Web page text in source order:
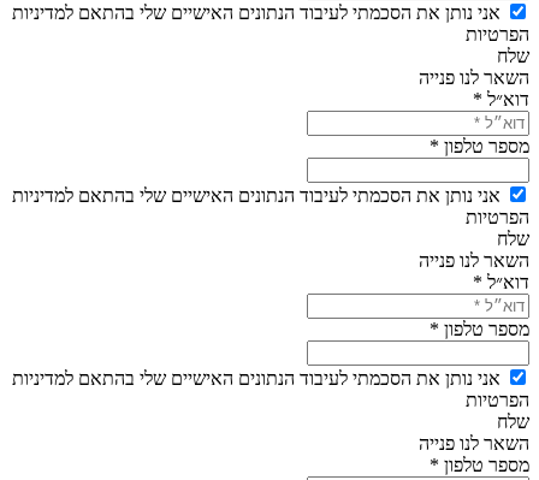
אני נותן את הסכמתי לעיבוד הנתונים האישיים שלי בהתאם למדיניות
הפרטיות
שלח
השאר לנו פנייה
דוא״ל *
מספר טלפון *
אני נותן את הסכמתי לעיבוד הנתונים האישיים שלי בהתאם למדיניות
הפרטיות
שלח
השאר לנו פנייה
דוא״ל *
מספר טלפון *
אני נותן את הסכמתי לעיבוד הנתונים האישיים שלי בהתאם למדיניות
הפרטיות
שלח
השאר לנו פנייה
מספר טלפון *